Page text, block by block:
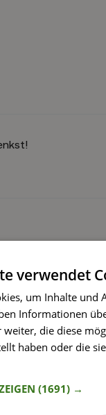
verwendet
um Inhalte und
Informationen
weiter, die diese
haben oder die
(1691) →